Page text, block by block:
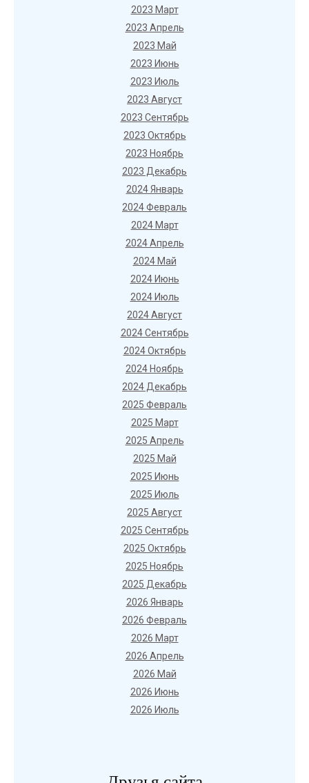
2023 Март
2023 Апрель
2023 Май
2023 Июнь
2023 Июль
2023 Август
2023 Сентябрь
2023 Октябрь
2023 Ноябрь
2023 Декабрь
2024 Январь
2024 Февраль
2024 Март
2024 Апрель
2024 Май
2024 Июнь
2024 Июль
2024 Август
2024 Сентябрь
2024 Октябрь
2024 Ноябрь
2024 Декабрь
2025 Февраль
2025 Март
2025 Апрель
2025 Май
2025 Июнь
2025 Июль
2025 Август
2025 Сентябрь
2025 Октябрь
2025 Ноябрь
2025 Декабрь
2026 Январь
2026 Февраль
2026 Март
2026 Апрель
2026 Май
2026 Июнь
2026 Июль